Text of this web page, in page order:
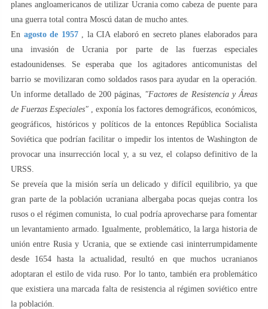
planes angloamericanos de utilizar Ucrania como cabeza de puente para
una guerra total contra Moscú datan de mucho antes.
En agosto de 1957, la CIA elaboró en secreto planes elaborados para
una invasión de Ucrania por parte de las fuerzas especiales
estadounidenses. Se esperaba que los agitadores anticomunistas del
barrio se movilizaran como soldados rasos para ayudar en la operación.
Un informe detallado de 200 páginas, "Factores de Resistencia y Áreas
de Fuerzas Especiales"
, exponía los factores demográficos, económicos,
geográficos, históricos y políticos de la entonces República Socialista
Soviética que podrían facilitar o impedir los intentos de Washington de
provocar una insurrección local y, a su vez, el colapso definitivo de la
URSS.
Se preveía que la misión sería un delicado y difícil equilibrio, ya que
gran parte de la población ucraniana albergaba pocas quejas contra los
rusos o el régimen comunista, lo cual podría aprovecharse para fomentar
un levantamiento armado. Igualmente, problemático, la larga historia de
unión entre Rusia y Ucrania, que se extiende casi ininterrumpidamente
desde 1654 hasta la actualidad, resultó en que muchos ucranianos
adoptaran el estilo de vida ruso. Por lo tanto, también era problemático
que existiera una marcada falta de resistencia al régimen soviético entre
la población.